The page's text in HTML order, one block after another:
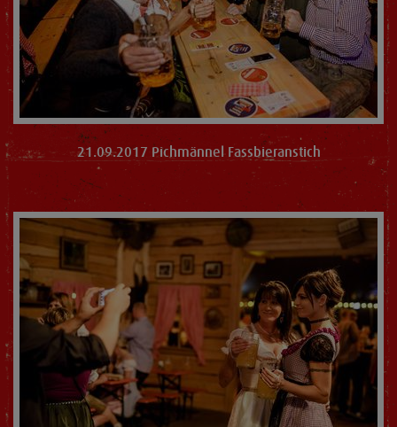
21.09.2017 Pichmännel Fassbieranstich